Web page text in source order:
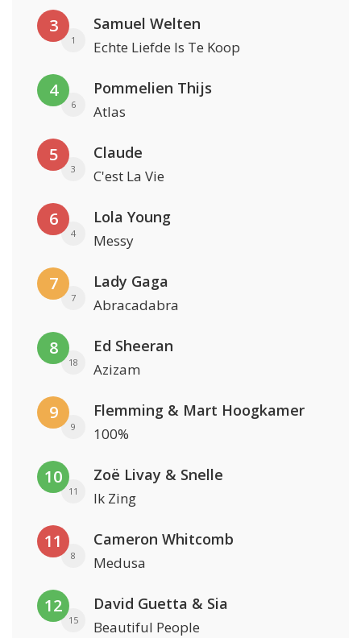
3
1
Samuel Welten
Echte Liefde Is Te Koop
4
6
Pommelien Thijs
Atlas
5
3
Claude
C'est La Vie
6
4
Lola Young
Messy
7
7
Lady Gaga
Abracadabra
8
18
Ed Sheeran
Azizam
9
9
Flemming & Mart Hoogkamer
100%
10
11
Zoë Livay & Snelle
Ik Zing
11
8
Cameron Whitcomb
Medusa
12
15
David Guetta & Sia
Beautiful People